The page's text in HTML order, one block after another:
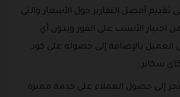
تقديم أفضل التقارير حول الأسعار والتي
اختيار الأنسب على الفور وبدون أي
بالإضافة إلى حصوله على كود
سكانر.
إلى حصول العملاء على خدمة مميزة